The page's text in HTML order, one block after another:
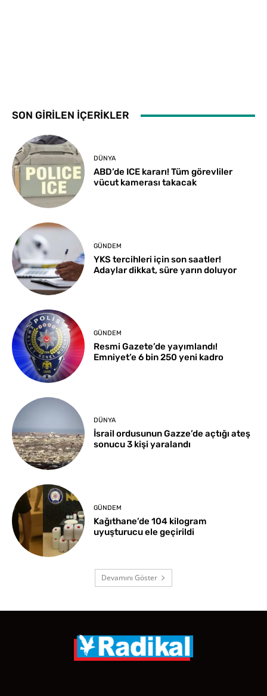
SON GİRİLEN İÇERİKLER
DÜNYA
ABD’de ICE kararı! Tüm görevliler
vücut kamerası takacak
GÜNDEM
YKS tercihleri için son saatler!
Adaylar dikkat, süre yarın doluyor
GÜNDEM
Resmi Gazete’de yayımlandı!
Emniyet’e 6 bin 250 yeni kadro
DÜNYA
İsrail ordusunun Gazze’de açtığı ateş
sonucu 3 kişi yaralandı
GÜNDEM
Kağıthane’de 104 kilogram
uyuşturucu ele geçirildi
Devamını Göster